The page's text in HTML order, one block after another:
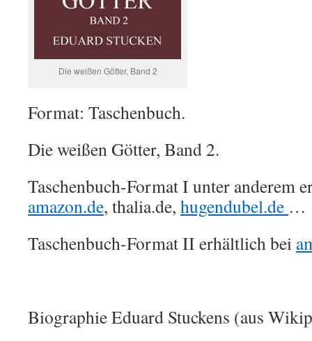
Die weißen Götter, Band 2
Format: Taschenbuch.
Die weißen Götter, Band 2.
Taschenbuch-Format I unter anderem
amazon.de, thalia.de, hugendubel.de …
Taschenbuch-Format II erhältlich bei
Biographie Eduard Stuckens (aus